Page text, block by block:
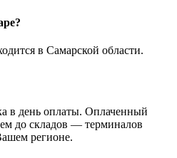
в Самарской области.
в день оплаты. Оплаченный
до складов — терминалов
регионе.